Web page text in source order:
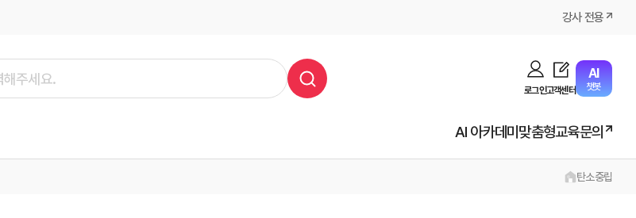
강사 전용
로그인고객센터
AI
챗봇
AI 아카데미 맞춤형교육문의
탄소중립